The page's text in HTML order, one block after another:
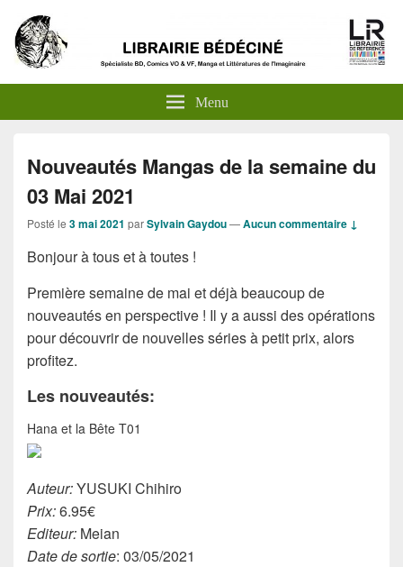
Menu
Nouveautés Mangas de la semaine du
03 Mai 2021
Posté le 3 mai 2021 parSylvain Gaydou—Aucun commentaire ↓
Bonjour à tous et à toutes !
Première semaine de mai et déjà beaucoup de
nouveautés en perspective ! Il y a aussi des opérations
pour découvrir de nouvelles séries à petit prix, alors
profitez.
Les nouveautés:
Hana et la Bête T01
Auteur:YUSUKI Chihiro
Prix:6.95€
Editeur: Meian
Date de sortie: 03/05/2021